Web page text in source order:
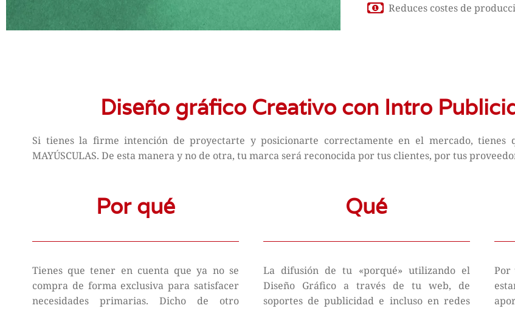
Reduces costes de
Diseño gráfico Creativo con Intro
Si tienes la firme intención de proyectarte y posicionarte correctamente en el mercado, tienes
MAYÚSCULAS. De esta manera y no de otra, tu marca será reconocida por tus clientes, por tus
Por qué
Tienes que tener en cuenta que ya no se
compra de forma exclusiva para satisfacer
necesidades primarias. Dicho de otro
Qué
La difusión de tu «porqué» utilizando el
Diseño Gráfico a través de tu web, de
soportes de publicidad e incluso en redes
Por